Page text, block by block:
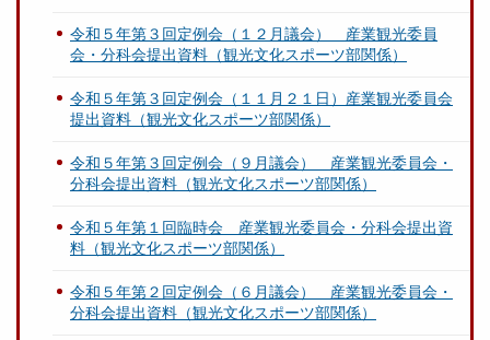
令和５年第３回定例会（１２月議会） 産業観光委員
会・分科会提出資料（観光文化スポーツ部関係）
令和５年第３回定例会（１１月２１日）産業観光委員会
提出資料（観光文化スポーツ部関係）
令和５年第３回定例会（９月議会） 産業観光委員会・
分科会提出資料（観光文化スポーツ部関係）
令和５年第１回臨時会 産業観光委員会・分科会提出資
料（観光文化スポーツ部関係）
令和５年第２回定例会（６月議会） 産業観光委員会・
分科会提出資料（観光文化スポーツ部関係）